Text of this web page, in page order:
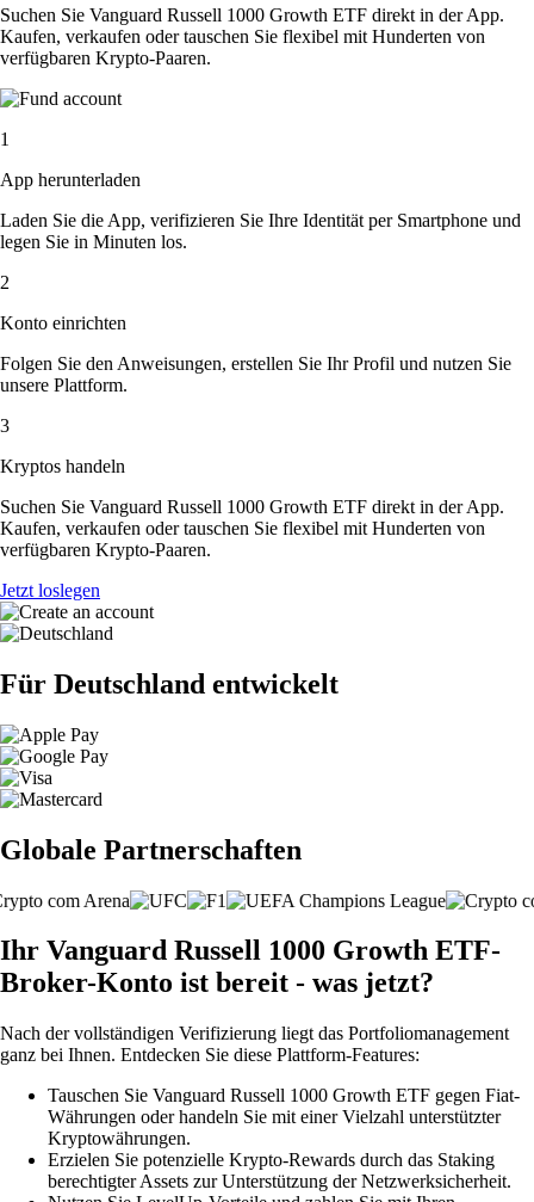
Suchen Sie Vanguard Russell 1000 Growth ETF direkt in der App.
Kaufen, verkaufen oder tauschen Sie flexibel mit Hunderten von
verfügbaren Krypto-Paaren.
1
App herunterladen
Laden Sie die App, verifizieren Sie Ihre Identität per Smartphone und
legen Sie in Minuten los.
2
Konto einrichten
Folgen Sie den Anweisungen, erstellen Sie Ihr Profil und nutzen Sie
unsere Plattform.
3
Kryptos handeln
Suchen Sie Vanguard Russell 1000 Growth ETF direkt in der App.
Kaufen, verkaufen oder tauschen Sie flexibel mit Hunderten von
verfügbaren Krypto-Paaren.
Jetzt loslegen
Für Deutschland entwickelt
Globale Partnerschaften
Ihr Vanguard Russell 1000 Growth ETF-
Broker-Konto ist bereit - was jetzt?
Nach der vollständigen Verifizierung liegt das Portfoliomanagement
ganz bei Ihnen. Entdecken Sie diese Plattform-Features:
Tauschen Sie Vanguard Russell 1000 Growth ETF gegen Fiat-
Währungen oder handeln Sie mit einer Vielzahl unterstützter
Kryptowährungen.
Erzielen Sie potenzielle Krypto-Rewards durch das Staking
berechtigter Assets zur Unterstützung der Netzwerksicherheit.